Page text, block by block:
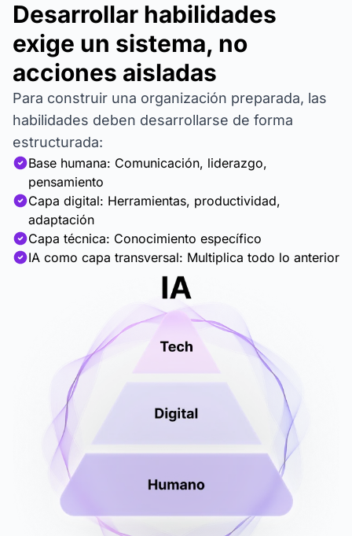
Desarrollar habilidades
exige un sistema, no
acciones aisladas
Para construir una organización preparada, las
habilidades deben desarrollarse de forma
estructurada:
Base humana: Comunicación, liderazgo,
pensamiento
Capa digital: Herramientas, productividad,
adaptación
Capa técnica: Conocimiento específico
IA como capa transversal: Multiplica todo lo anterior